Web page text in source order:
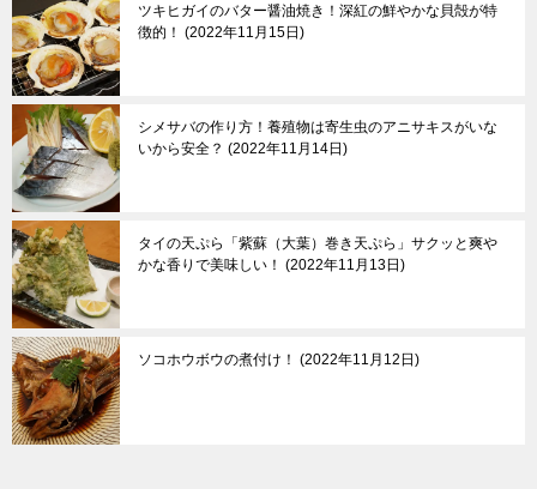
ツキヒガイのバター醤油焼き！深紅の鮮やかな貝殻が特
徴的！
2022年11月15日
シメサバの作り方！養殖物は寄生虫のアニサキスがいな
いから安全？
2022年11月14日
タイの天ぷら「紫蘇（大葉）巻き天ぷら」サクッと爽や
かな香りで美味しい！
2022年11月13日
ソコホウボウの煮付け！ 2022年11月12日